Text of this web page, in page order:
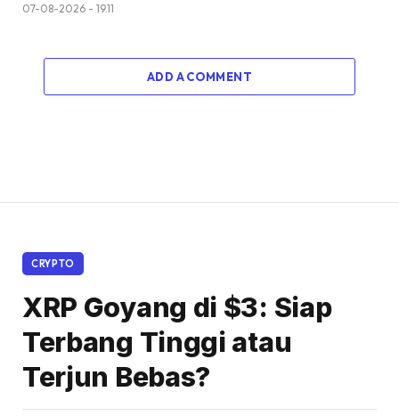
07-08-2026 - 19.11
ADD A COMMENT
CRYPTO
XRP Goyang di $3: Siap
Terbang Tinggi atau
Terjun Bebas?